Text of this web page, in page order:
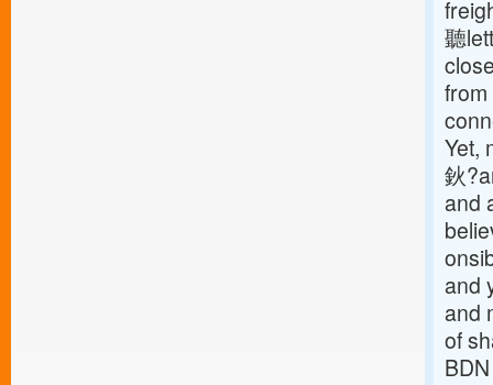
聽
Yet,
鈥
and
and
and
of
BDN